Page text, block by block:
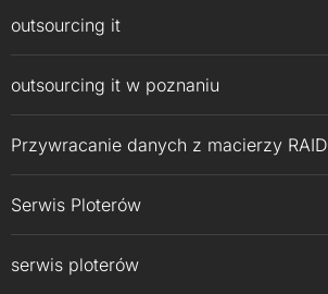
outsourcing it
outsourcing it w poznaniu
Przywracanie danych z macierzy RAID
Serwis Ploterów
serwis ploterów